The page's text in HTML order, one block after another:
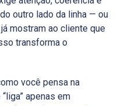
outro lado da linha — ou
mostram ao cliente que
transforma o
você pensa na
apenas em